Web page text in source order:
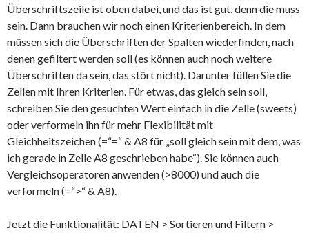
Überschriftszeile ist oben dabei, und das ist gut, denn die muss
sein. Dann brauchen wir noch einen Kriterienbereich. In dem
müssen sich die Überschriften der Spalten wiederfinden, nach
denen gefiltert werden soll (es können auch noch weitere
Überschriften da sein, das stört nicht). Darunter füllen Sie die
Zellen mit Ihren Kriterien. Für etwas, das gleich sein soll,
schreiben Sie den gesuchten Wert einfach in die Zelle (sweets)
oder verformeln ihn für mehr Flexibilität mit
Gleichheitszeichen (=“=“ & A8 für „soll gleich sein mit dem, was
ich gerade in Zelle A8 geschrieben habe“). Sie können auch
Vergleichsoperatoren anwenden (>8000) und auch die
verformeln (=“>“ & A8).
Jetzt die Funktionalität: DATEN > Sortieren und Filtern >